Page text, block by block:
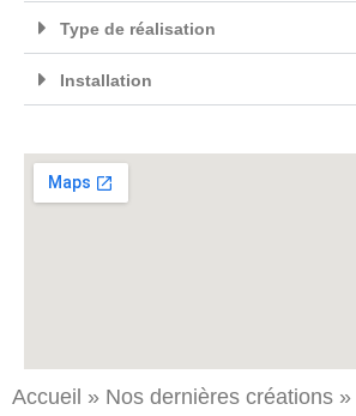
Type de réalisation
Installation
Accueil » Nos dernières créations »